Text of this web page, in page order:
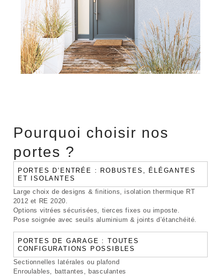
Pourquoi choisir nos
portes ?
PORTES D’ENTRÉE : ROBUSTES, ÉLÉGANTES
ET ISOLANTES
Large choix de designs & finitions, isolation thermique RT
2012 et RE 2020.
Options vitrées sécurisées, tierces fixes ou imposte.
Pose soignée avec seuils aluminium & joints d’étanchéité.
PORTES DE GARAGE : TOUTES
CONFIGURATIONS POSSIBLES
Sectionnelles latérales ou plafond
Enroulables, battantes, basculantes